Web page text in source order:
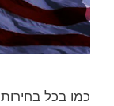
כמו בכל